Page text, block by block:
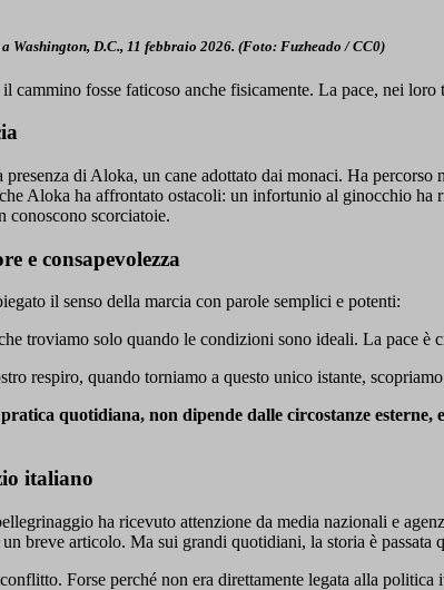
Washington, D.C., 11 febbraio 2026. (Foto: Fuzheado / CC0)
cammino fosse faticoso anche fisicamente. La pace, nei
di Aloka, un cane adottato dai monaci. Ha
Aloka ha affrontato ostacoli: un infortunio al ginocchio
conoscono scorciatoie.
e consapevolezza
il senso della marcia con parole semplici e potenti:
troviamo solo quando le condizioni sono ideali. La pace
respiro, quando torniamo a questo unico istante,
quotidiana, non dipende dalle circostanze esterne,
italiano
ha ricevuto attenzione da media nazionali e
breve articolo. Ma sui grandi quotidiani, la storia è passata
Forse perché non era direttamente legata alla